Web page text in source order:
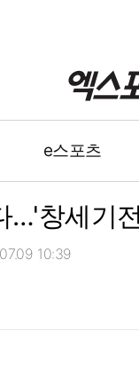
e스포츠
…'창세기
10:39